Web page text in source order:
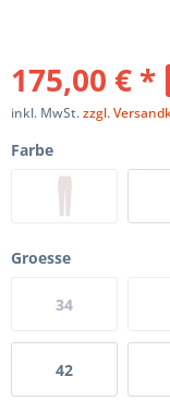
175,00 € *
inkl. MwSt.zzgl.
Farbe
Groesse
34
42